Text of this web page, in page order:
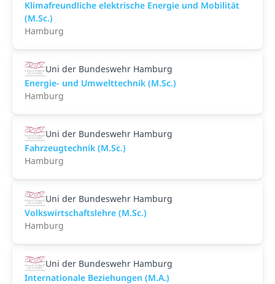
Klimafreundliche elektrische Energie und Mobilität
(M.Sc.)
Hamburg
Uni der Bundeswehr Hamburg
Energie- und Umwelttechnik (M.Sc.)
Hamburg
Uni der Bundeswehr Hamburg
Fahrzeugtechnik (M.Sc.)
Hamburg
Uni der Bundeswehr Hamburg
Volkswirtschaftslehre (M.Sc.)
Hamburg
Uni der Bundeswehr Hamburg
Internationale Beziehungen (M.A.)